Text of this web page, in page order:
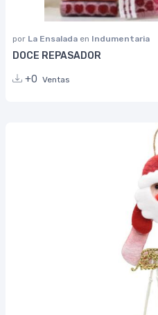
por La Ensalada en Indumentaria
DOCE REPASADOR
+0 Ventas